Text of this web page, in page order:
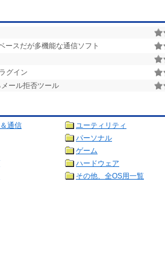
ースだが多機能な通信ソフト
グイン
ール拒否ツール
通信
ユーティリティ
パーソナル
ゲーム
ハードウェア
その他、全OS用一覧